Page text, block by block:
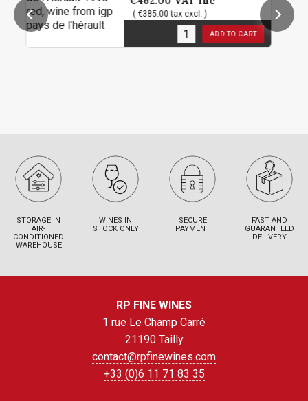
( €385.00 tax excl. )
1in stock ADD TO CART
STORAGE IN
AIR-
CONDITIONED
WAREHOUSE
WINES IN
STOCK ONLY
SECURE
PAYMENT
FAST AND
GUARANTEED
DELIVERY
RP FINE WINES
1 rue Le Champ Carré
21190 Tailly
contact@rpfinewines.com
+33 (0)6 11 71 83 35